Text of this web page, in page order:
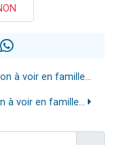
à voir en famille...
à voir en famille...